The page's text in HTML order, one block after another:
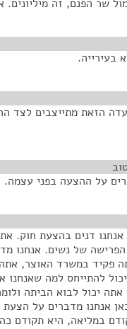
שר הפנם, זה מיליונים.
בעירייה.
הזאת מתייצבים לצד
על ההצעה בפני עצמה.
אנחנו דנים בהצעת חוק.
של נשים. אנחנו
פקיד במשרד האוצר,
להתייחס למה שאנחנו
אתה יכול לבוא הביתה
אנחנו מדברים על
במליאה, היא תקודם